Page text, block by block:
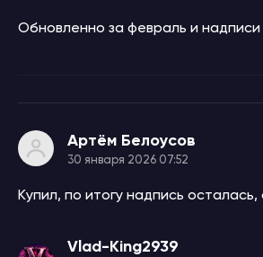
Обновленно за февраль и надписи
Артём Белоусов
30 января 2026 07:52
Купил, по итогу надпись
Vlad-King2939